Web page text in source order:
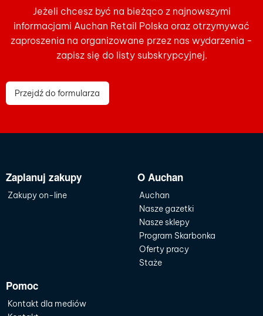
Jeżeli chcesz być na bieżąco z najnowszymi
informacjami Auchan Retail Polska oraz otrzymywać
zaproszenia na organizowane przez nas wydarzenia -
zapisz się do listy subskrypcyjnej.
Przejdź do formularza
Zaplanuj zakupy
Zakupy on-line
O Auchan
Auchan
Nasze gazetki
Nasze sklepy
Program Skarbonka
Oferty pracy
Staże
Pomoc
Kontakt dla mediów